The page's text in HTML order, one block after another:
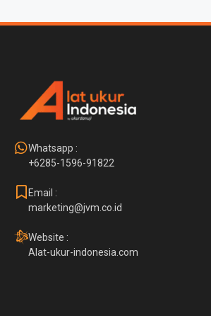
Whatsapp :
+6285-1596-91822
Email :
marketing@jvm.co.id
Website :
Alat-ukur-indonesia.com